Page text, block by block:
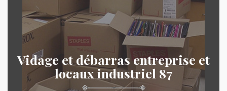
Vidage et débarras entreprise et
locaux industriel 87